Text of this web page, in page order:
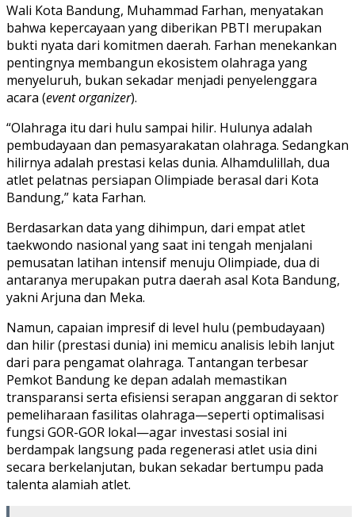
​Wali Kota Bandung, Muhammad Farhan, menyatakan
bahwa kepercayaan yang diberikan PBTI merupakan
bukti nyata dari komitmen daerah. Farhan menekankan
pentingnya membangun ekosistem olahraga yang
menyeluruh, bukan sekadar menjadi penyelenggara
acara (event organizer).
​“Olahraga itu dari hulu sampai hilir. Hulunya adalah
pembudayaan dan pemasyarakatan olahraga. Sedangkan
hilirnya adalah prestasi kelas dunia. Alhamdulillah, dua
atlet pelatnas persiapan Olimpiade berasal dari Kota
Bandung,” kata Farhan.
​Berdasarkan data yang dihimpun, dari empat atlet
taekwondo nasional yang saat ini tengah menjalani
pemusatan latihan intensif menuju Olimpiade, dua di
antaranya merupakan putra daerah asal Kota Bandung,
yakni Arjuna dan Meka.
​Namun, capaian impresif di level hulu (pembudayaan)
dan hilir (prestasi dunia) ini memicu analisis lebih lanjut
dari para pengamat olahraga. Tantangan terbesar
Pemkot Bandung ke depan adalah memastikan
transparansi serta efisiensi serapan anggaran di sektor
pemeliharaan fasilitas olahraga—seperti optimalisasi
fungsi GOR-GOR lokal—agar investasi sosial ini
berdampak langsung pada regenerasi atlet usia dini
secara berkelanjutan, bukan sekadar bertumpu pada
talenta alamiah atlet.